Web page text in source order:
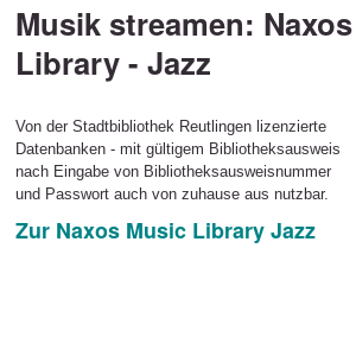
Musik streamen:
Library - Jazz
Von der Stadtbibliothek Reutlingen lizenzierte
Datenbanken - mit gültigem Bibliotheksausweis
nach Eingabe von Bibliotheksausweisnummer
und Passwort auch von zuhause aus nutzbar.
Zur Naxos Music Library Jazz